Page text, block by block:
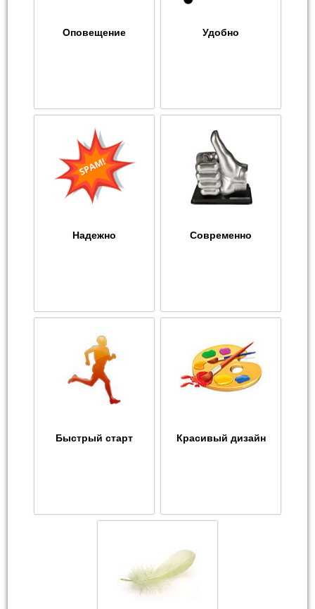
Оповещение Удобно
Надежно Современно
Быстрый старт Красивый дизайн